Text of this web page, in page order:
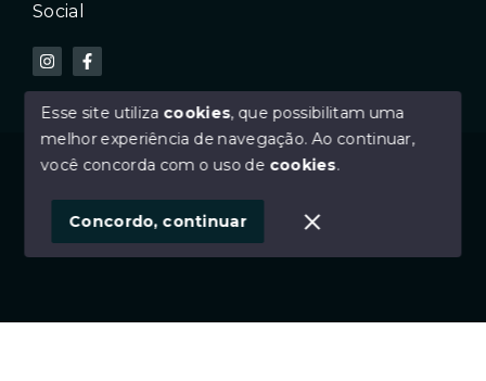
Social
© Copyright 2026 - GDI imóveis - Todos os direitos
SITE PARA IMOBILIARIA
Esse site utiliza cookies, que possibilitam uma
melhor experiência de navegação.Ao continuar,
você concorda com o uso de cookies.
Concordo, continuar